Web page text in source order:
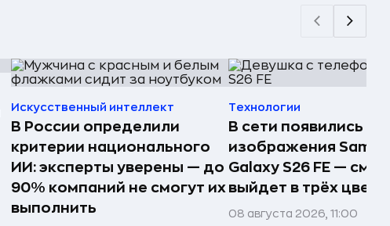
Искусственный интеллект
В России определили
критерии национального
ИИ: эксперты уверены — до
90% компаний не смогут их
выполнить
Технологии
В сети появились
изображения
Galaxy S26 FE —
выйдет в трёх
08 августа 2026, 11:00